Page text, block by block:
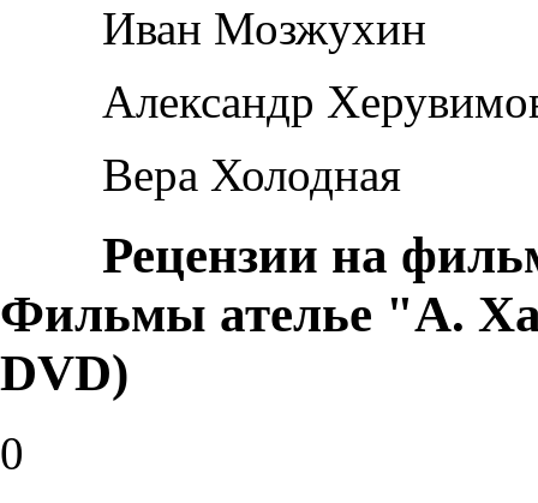
Иван Мозжухин
Александр
Вера Холодная
Рецензии на
Фильмы ателье "А.
DVD)
0